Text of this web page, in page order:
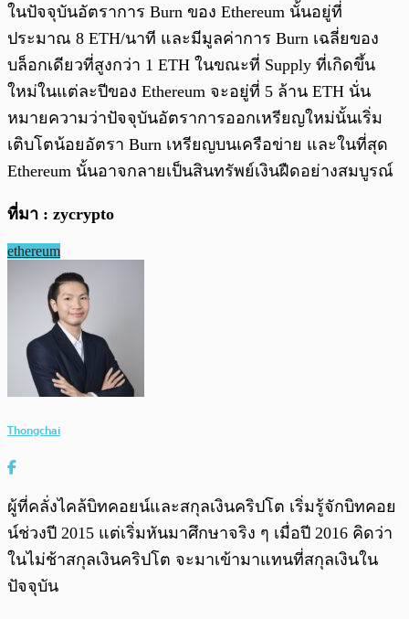
ในปัจจุบันอัตราการ Burn ของ Ethereum นั้นอยู่ที่
ประมาณ 8 ETH/นาที และมีมูลค่าการ Burn เฉลี่ยของ
บล็อกเดียวที่สูงกว่า 1 ETH ในขณะที่ Supply ที่เกิดขึ้น
ใหม่ในแต่ละปีของ Ethereum จะอยู่ที่ 5 ล้าน ETH นั่น
หมายความว่าปัจจุบันอัตราการออกเหรียญใหม่นั้นเริ่ม
เติบโตน้อยอัตรา Burn เหรียญบนเครือข่าย และในที่สุด
Ethereum นั้นอาจกลายเป็นสินทรัพย์เงินฝืดอย่างสมบูรณ์
ที่มา : zycrypto
ethereum
Thongchai
ผู้ที่คลั่งไคล้บิทคอยน์และสกุลเงินคริปโต เริ่มรู้จักบิทคอย
น์ช่วงปี 2015 แต่เริ่มหันมาศึกษาจริง ๆ เมื่อปี 2016 คิดว่า
ในไม่ช้าสกุลเงินคริปโต จะมาเข้ามาแทนที่สกุลเงินใน
ปัจจุบัน